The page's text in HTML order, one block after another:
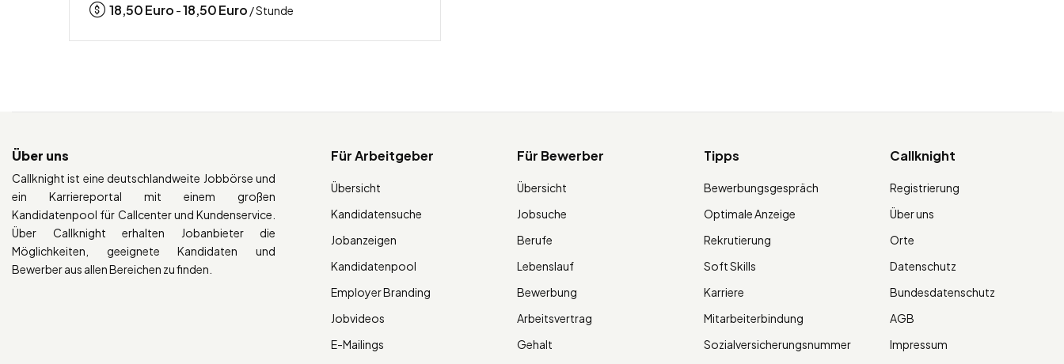
18,50Euro -18,50Euro / Stunde
Über uns
Callknight ist eine deutschlandweite Jobbörse und
ein Karriereportal mit einem großen
Kandidatenpool für Callcenter und Kundenservice.
Über Callknight erhalten Jobanbieter die
Möglichkeiten, geeignete Kandidaten und
Bewerber aus allen Bereichen zu finden.
Für Arbeitgeber
Übersicht
Kandidatensuche
Jobanzeigen
Kandidatenpool
Employer Branding
Jobvideos
E-Mailings
Für Bewerber
Übersicht
Jobsuche
Berufe
Lebenslauf
Bewerbung
Arbeitsvertrag
Gehalt
Tipps
Bewerbungsgespräch
Optimale Anzeige
Rekrutierung
Soft Skills
Karriere
Mitarbeiterbindung
Sozialversicherungsnummer
Callknight
Registrierung
Über uns
Orte
Datenschutz
Bundesdatenschutz
AGB
Impressum